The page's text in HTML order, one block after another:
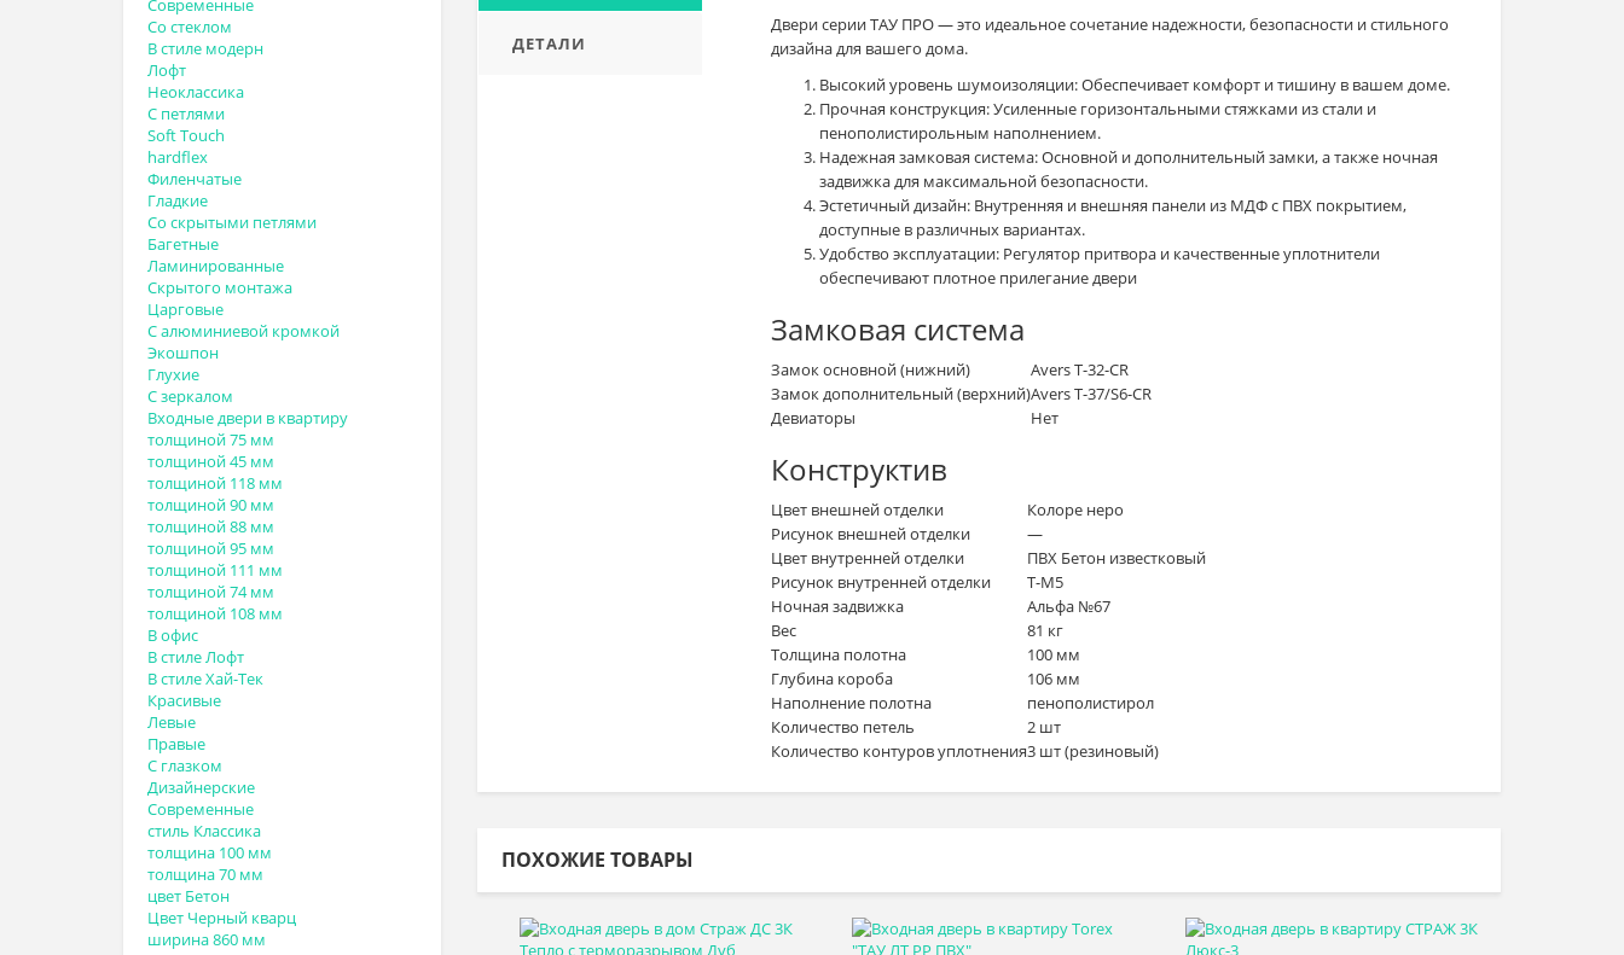
Современные
Со стеклом
В стиле модерн
Лофт
Неоклассика
С петлями
Soft Touch
hardflex
Филенчатые
Гладкие
Со скрытыми петлями
Багетные
Ламинированные
Скрытого монтажа
Царговые
С алюминиевой кромкой
Экошпон
Глухие
С зеркалом
Входные двери в квартиру
толщиной 75 мм
толщиной 45 мм
толщиной 118 мм
толщиной 90 мм
толщиной 88 мм
толщиной 95 мм
толщиной 111 мм
толщиной 74 мм
толщиной 108 мм
В офис
В стиле Лофт
В стиле Хай-Тек
Красивые
Левые
Правые
С глазком
Дизайнерские
Современные
стиль Классика
толщина 100 мм
толщина 70 мм
цвет Бетон
Цвет Черный кварц
ширина 860 мм
ДЕТАЛИ
Двери серии ТАУ ПРО — это идеальное сочетание надежности, безопасности и стильного
дизайна для вашего дома.
Высокий уровень шумоизоляции: Обеспечивает комфорт и тишину в вашем доме.
Прочная конструкция: Усиленные горизонтальными стяжками из стали и
пенополистирольным наполнением.
Надежная замковая система: Основной и дополнительный замки, а также ночная
задвижка для максимальной безопасности.
Эстетичный дизайн: Внутренняя и внешняя панели из МДФ с ПВХ покрытием,
доступные в различных вариантах.
Удобство эксплуатации: Регулятор притвора и качественные уплотнители
обеспечивают плотное прилегание двери
Замковая система
Замок основной (нижний)
Avers T-32-CR
Замок дополнительный (верхний)Avers T-37/S6-CR
Девиаторы
Нет
Конструктив
Цвет внешней отделки
Колоре неро
Рисунок внешней отделки
—
Цвет внутренней отделки
ПВХ Бетон известковый
Рисунок внутренней отделки
T-M5
Ночная задвижка
Альфа №67
Вес
81 кг
Толщина полотна
100 мм
Глубина короба
106 мм
Наполнение полотна
пенополистирол
Количество петель
2 шт
Количество контуров уплотнения3 шт (резиновый)
ПОХОЖИЕ ТОВАРЫ
Выбрать > Выбрать > Выбрать >